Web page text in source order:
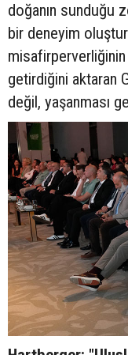
doğanın sunduğu
bir deneyim
misafirperverliğinin
getirdiğini aktaran
değil, yaşanması